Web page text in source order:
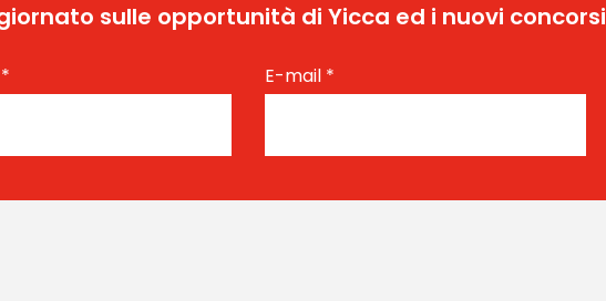
sulle opportunità di Yicca ed i nuovi concorsi
* E-mail *